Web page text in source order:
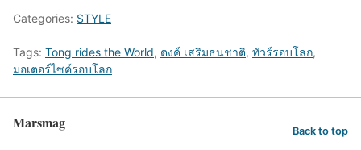
Categories: STYLE
Tags: Tong rides the World, ตงค์ เสริมธนชาติ, ทัวร์รอบโลก,
มอเตอร์ไซค์รอบโลก
Marsmag Back to top